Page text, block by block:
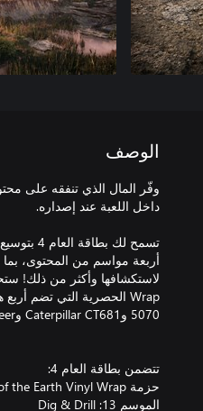
الوصف
أربعة مواسم من المحتوى،